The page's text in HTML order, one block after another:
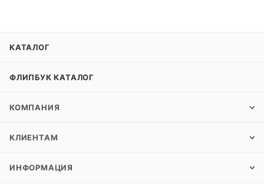
КАТАЛОГ
ФЛИПБУК КАТАЛОГ
КОМПАНИЯ
КЛИЕНТАМ
ИНФОРМАЦИЯ